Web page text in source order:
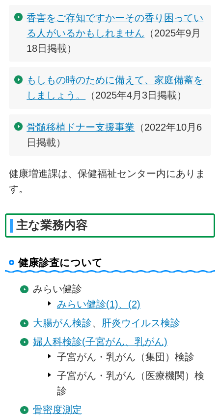
香害をご存知ですかーその香り困ってい
る人がいるかもしれません （2025年9月
18日掲載）
もしもの時のために備えて、家庭備蓄を
しましょう。
（2025年4月3日掲載）
骨髄移植ドナー支援事業 （2022年10月6
日掲載）
健康増進課は、保健福祉センター内にありま
す。
主な業務内容
健康診査について
みらい健診
みらい健診(1)、(2)
大腸がん検診、 肝炎ウイルス検診
婦人科検診(子宮がん、乳がん)
子宮がん・乳がん（集団）検診
子宮がん・乳がん（医療機関）検
診
骨密度測定